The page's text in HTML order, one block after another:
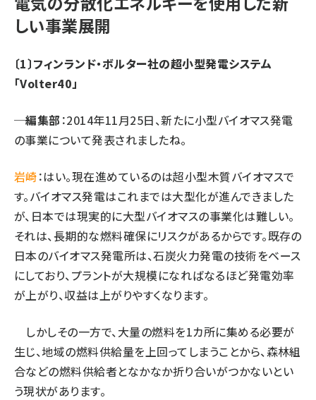
ngn (297)
大串 (234)
aitras (200)
タンデム (161)
しい事業展開
〔1〕フィンランド・ボルター社の超小型発電システム
「Volter40」
─編集部 ：2014年11月25日、新たに小型バイオマス発電
の事業について発表されましたね。
岩崎：はい。現在進めているのは超小型木質バイオマスで
す。バイオマス発電はこれまでは大型化が進んできました
が、日本では現実的に大型バイオマスの事業化は難しい。
それは、長期的な燃料確保にリスクがあるからです。既存の
日本のバイオマス発電所は、石炭火力発電の技術をベース
にしており、プラントが大規模になればなるほど発電効率
が上がり、収益は上がりやすくなります。
しかしその一方で、大量の燃料を1カ所に集める必要が
生じ、地域の燃料供給量を上回ってしまうことから、森林組
合などの燃料供給者となかなか折り合いがつかないとい
う現状があります。